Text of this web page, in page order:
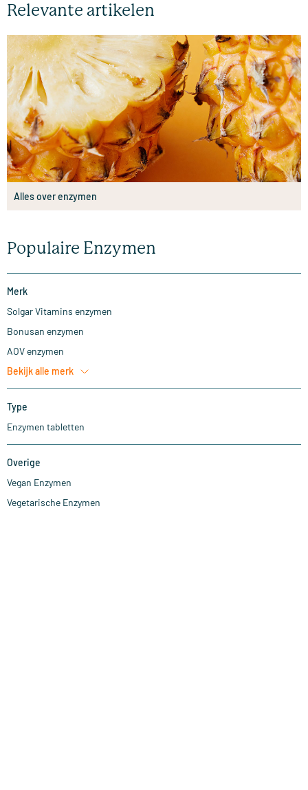
Relevante artikelen
Alles over enzymen
Populaire Enzymen
Merk
Solgar Vitamins enzymen
Bonusan enzymen
AOV enzymen
Bekijk alle merk
Type
Enzymen tabletten
Overige
Vegan Enzymen
Vegetarische Enzymen